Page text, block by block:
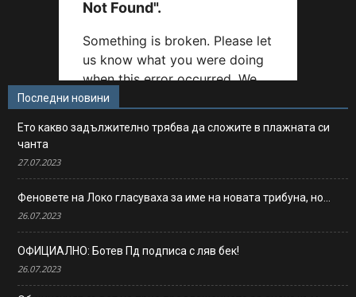
Последни новини
Ето какво задължително трябва да сложите в плажната си
чанта
27.07.2023
Феновете на Локо гласуваха за име на новата трибуна, но…
26.07.2023
ОФИЦИАЛНО: Ботев Пд подписа с ляв бек!
26.07.2023